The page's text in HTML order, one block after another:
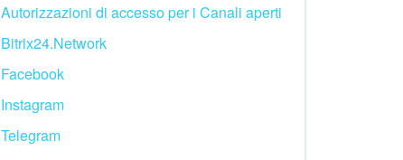
Autorizzazioni di accesso per i Canali aperti
Bitrix24.Network
Facebook
Instagram
Telegram